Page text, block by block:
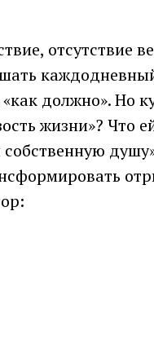
отсутствие
должно». Но
жизни»? Что